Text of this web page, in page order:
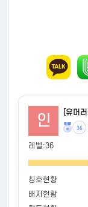
인
[유머
36
레벨:36
칭호현황
배지현황